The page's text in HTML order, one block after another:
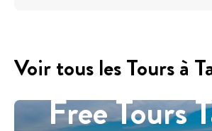
Voir tous les Tours à
Free Tours